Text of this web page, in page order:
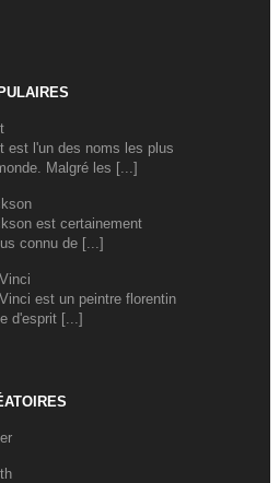
est l'un des noms les plus
Malgré les [...]
est certainement
connu de [...]
est un peintre florentin
d'esprit [...]